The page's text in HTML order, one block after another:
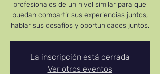
profesionales de un nivel similar para que
puedan compartir sus experiencias juntos,
hablar sus desafíos y oportunidades juntos.
La inscripción está cerrada
Ver otros eventos